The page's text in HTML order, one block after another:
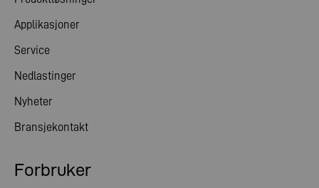
Forbruker
Applikasjoner
Service
Nedlastinger
Nyheter
Bransjekontakt